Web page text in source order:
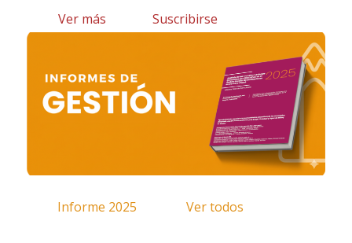
Ver más Suscribirse
Informe 2025 Ver todos